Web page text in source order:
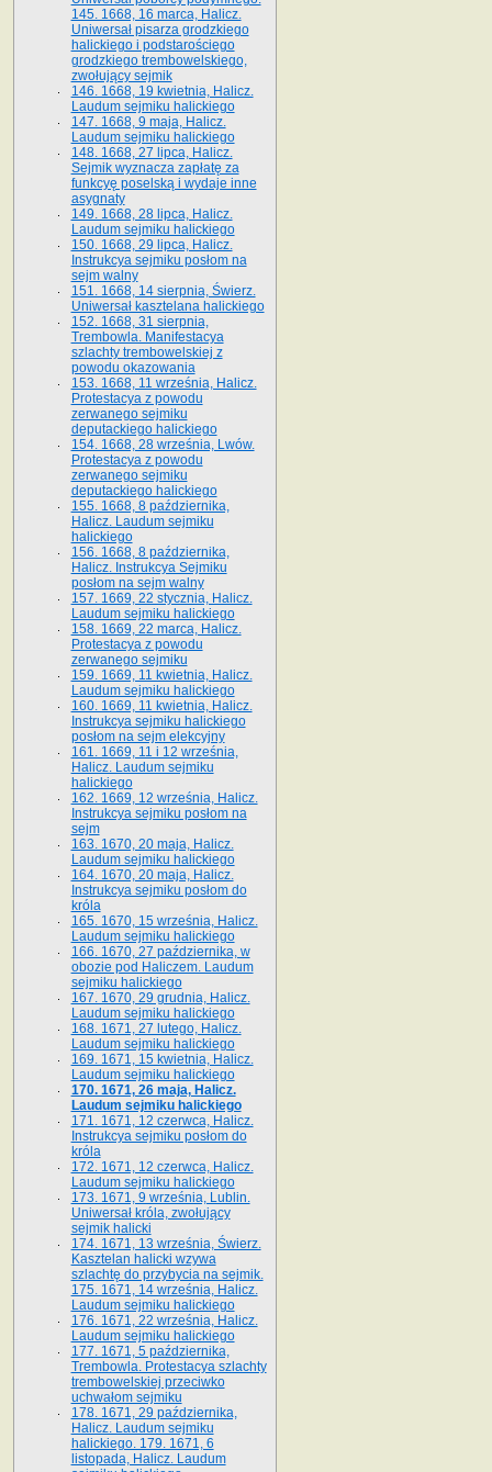
145. 1668, 16 marca, Halicz.
Uniwersał pisarza grodzkiego
halickiego i podstarościego
grodzkiego trembowelskiego,
zwołujący sejmik
146. 1668, 19 kwietnia, Halicz.
Laudum sejmiku halickiego
147. 1668, 9 maja, Halicz.
Laudum sejmiku halickiego
148. 1668, 27 lipca, Halicz.
Sejmik wyznacza zapłatę za
funkcyę poselską i wydaje inne
asygnaty
149. 1668, 28 lipca, Halicz.
Laudum sejmiku halickiego
150. 1668, 29 lipca, Halicz.
Instrukcya sejmiku posłom na
sejm walny
151. 1668, 14 sierpnia, Świerz.
Uniwersał kasztelana halickiego
152. 1668, 31 sierpnia,
Trembowla. Manifestacya
szlachty trembowelskiej z
powodu okazowania
153. 1668, 11 września, Halicz.
Protestacya z powodu
zerwanego sejmiku
deputackiego halickiego
154. 1668, 28 września, Lwów.
Protestacya z powodu
zerwanego sejmiku
deputackiego halickiego
155. 1668, 8 października,
Halicz. Laudum sejmiku
halickiego
156. 1668, 8 października,
Halicz. Instrukcya Sejmiku
posłom na sejm walny
157. 1669, 22 stycznia, Halicz.
Laudum sejmiku halickiego
158. 1669, 22 marca, Halicz.
Protestacya z powodu
zerwanego sejmiku
159. 1669, 11 kwietnia, Halicz.
Laudum sejmiku halickiego
160. 1669, 11 kwietnia, Halicz.
Instrukcya sejmiku halickiego
posłom na sejm elekcyjny
161. 1669, 11 i 12 września,
Halicz. Laudum sejmiku
halickiego
162. 1669, 12 września, Halicz.
Instrukcya sejmiku posłom na
sejm
163. 1670, 20 maja, Halicz.
Laudum sejmiku halickiego
164. 1670, 20 maja, Halicz.
Instrukcya sejmiku posłom do
króla
165. 1670, 15 września, Halicz.
Laudum sejmiku halickiego
166. 1670, 27 października, w
obozie pod Haliczem. Laudum
sejmiku halickiego
167. 1670, 29 grudnia, Halicz.
Laudum sejmiku halickiego
168. 1671, 27 lutego, Halicz.
Laudum sejmiku halickiego
169. 1671, 15 kwietnia, Halicz.
Laudum sejmiku halickiego
170. 1671, 26 maja, Halicz.
Laudum sejmiku halickiego
171. 1671, 12 czerwca, Halicz.
Instrukcya sejmiku posłom do
króla
172. 1671, 12 czerwca, Halicz.
Laudum sejmiku halickiego
173. 1671, 9 września, Lublin.
Uniwersał króla, zwołujący
sejmik halicki
174. 1671, 13 września, Świerz.
Kasztelan halicki wzywa
szlachtę do przybycia na sejmik.
175. 1671, 14 września, Halicz.
Laudum sejmiku halickiego
176. 1671, 22 września, Halicz.
Laudum sejmiku halickiego
177. 1671, 5 października,
Trembowla. Protestacya szlachty
trembowelskiej przeciwko
uchwałom sejmiku
178. 1671, 29 października,
Halicz. Laudum sejmiku
halickiego. 179. 1671, 6
listopada, Halicz. Laudum